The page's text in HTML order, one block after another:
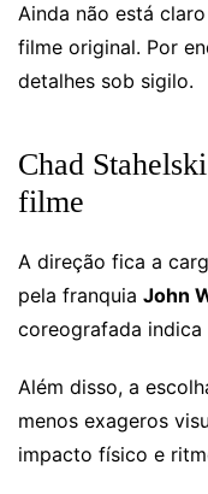
Ainda não está
filme original. Por
detalhes sob sigilo.
Chad
filme
A direção fica a
pela franquia John
coreografada indica
Além disso, a
menos exageros
impacto físico e